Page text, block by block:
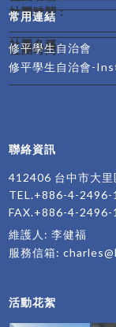
常用連結
修平學生自治會
修平學生自治會-
聯絡資訊
412406 台中市大里
TEL.+886-4-
FAX.+886-4-2496-
維護人: 李健福
服務信箱:
活動花絮